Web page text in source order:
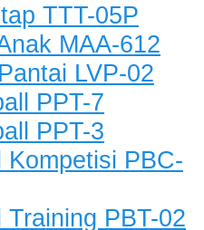
TTT-05P
MAA-612
LVP-02
PPT-7
PPT-3
Kompetisi PBC-
PBT-02